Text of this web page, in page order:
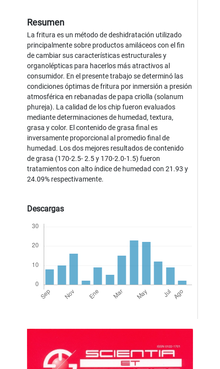
Resumen
La fritura es un método de deshidratación utilizado
principalmente sobre productos amiláceos con el fin
de cambiar sus características estructurales y
organolépticas para hacerlos más atractivos al
consumidor. En el presente trabajo se determinó las
condiciones óptimas de fritura por inmersión a presión
atmosférica en rebanadas de papa criolla (solanum
phureja). La calidad de los chip fueron evaluados
mediante determinaciones de humedad, textura,
grasa y color. El contenido de grasa final es
inversamente proporcional al promedio final de
humedad. Los dos mejores resultados de contenido
de grasa (170-2.5- 2.5 y 170-2.0-1.5) fueron
tratamientos con alto índice de humedad con 21.93 y
24.09% respectivamente.
Descargas